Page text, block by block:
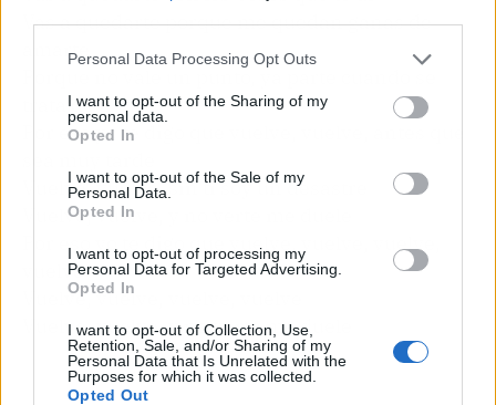
Personal Data Processing Opt Outs
I want to opt-out of the Sharing of my
personal data.
Opted In
I want to opt-out of the Sale of my
Personal Data.
Opted In
I want to opt-out of processing my
Personal Data for Targeted Advertising.
Opted In
I want to opt-out of Collection, Use,
Retention, Sale, and/or Sharing of my
Personal Data that Is Unrelated with the
Purposes for which it was collected.
Opted Out
Vas a quedarte porque me quedan ganas de
amarte
trata de ti
Por eso yo te digo que vuelve, vuelve, antes que
Vuelve, vuelve, sin tí soy un desastre
Vuelve, vuelve, y no verte me duele
Por eso yo te digo que vuelve, vuelve, vuelve,
vuelve
Vuelve, vuelve, vuelve, vuelve
Vuelve, vuelve, y no verte me duele